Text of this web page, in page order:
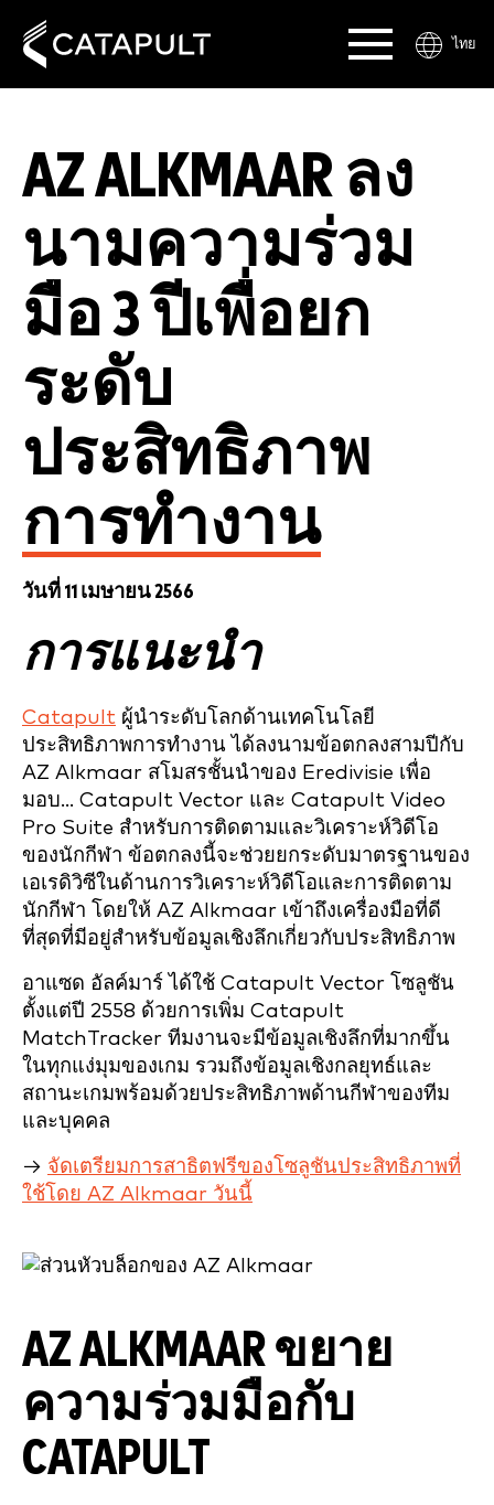
ไทย
AZ ALKMAAR ลง
นามความร่วม
มือ 3 ปีเพื่อยก
ระดับ
ประสิทธิภาพ
การทำงาน
วันที่ 11 เมษายน 2566
การแนะนำ
Catapult ผู้นำระดับโลกด้านเทคโนโลยี
ประสิทธิภาพการทำงาน ได้ลงนามข้อตกลงสามปีกับ
AZ Alkmaar สโมสรชั้นนำของ Eredivisie เพื่อ
มอบ... Catapult Vector และ Catapult Video
Pro Suite สำหรับการติดตามและวิเคราะห์วิดีโอ
ของนักกีฬา ข้อตกลงนี้จะช่วยยกระดับมาตรฐานของ
เอเรดิวิซีในด้านการวิเคราะห์วิดีโอและการติดตาม
นักกีฬา โดยให้ AZ Alkmaar เข้าถึงเครื่องมือที่ดี
ที่สุดที่มีอยู่สำหรับข้อมูลเชิงลึกเกี่ยวกับประสิทธิภาพ
อาแซด อัลค์มาร์ ได้ใช้ Catapult Vector โซลูชัน
ตั้งแต่ปี 2558 ด้วยการเพิ่ม Catapult
MatchTracker ทีมงานจะมีข้อมูลเชิงลึกที่มากขึ้น
ในทุกแง่มุมของเกม รวมถึงข้อมูลเชิงกลยุทธ์และ
สถานะเกมพร้อมด้วยประสิทธิภาพด้านกีฬาของทีม
และบุคคล
→ จัดเตรียมการสาธิตฟรีของโซลูชันประสิทธิภาพที่
ใช้โดย AZ Alkmaar วันนี้
AZ ALKMAAR ขยาย
ความร่วมมือกับ
CATAPULT